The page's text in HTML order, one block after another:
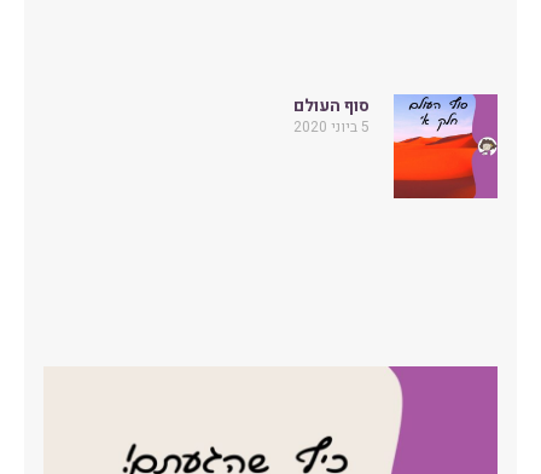
סוף העולם
5 ביוני 2020